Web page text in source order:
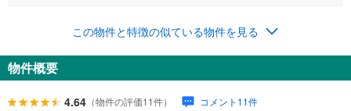
この物件と特徴の似ている物件を見る
物件概要
4.64 （物件の評価11件） コメント11件